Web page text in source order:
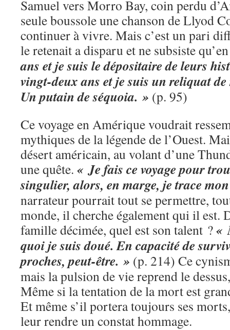
Samuel vers Morro Bay, coin perdu
seule boussole une chanson de Llyod
continuer à vivre. Mais c’est un pari
le retenait a disparu et ne subsiste
ans et je suis le dépositaire de leurs
vingt-deux ans et je suis un reliquat
Un putain de séquoia. » (p. 95)
Ce voyage en Amérique voudrait
mythiques de la légende de l’Ouest.
désert américain, au volant d’une
une quête. « Je fais ce voyage pour
singulier, alors, en marge, je trace
narrateur pourrait tout se permettre,
monde, il cherche également qui il est.
famille décimée, quel est son talent ?«
quoi je suis doué. En capacité de
proches, peut-être. » (p. 214) Ce
mais la pulsion de vie reprend le
Même si la tentation de la mort est
Et même s’il portera toujours ses
leur rendre un constat hommage.